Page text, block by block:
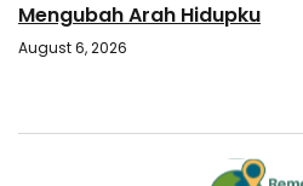
Mengubah Arah Hidupku
August 6, 2026